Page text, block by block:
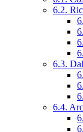
6.2.
6.3.
6.4.